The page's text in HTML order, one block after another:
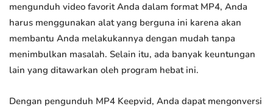
mengunduh video favorit Anda dalam format MP4, Anda
harus menggunakan alat yang berguna ini karena akan
membantu Anda melakukannya dengan mudah tanpa
menimbulkan masalah. Selain itu, ada banyak keuntungan
lain yang ditawarkan oleh program hebat ini.
Dengan pengunduh MP4 Keepvid, Anda dapat mengonversi